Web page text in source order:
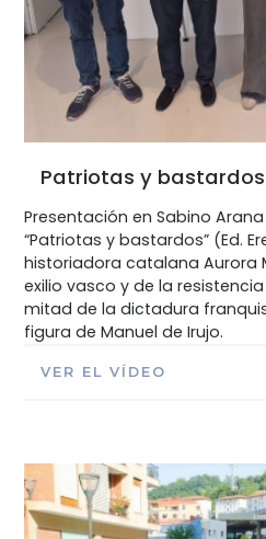
Patriotas y bastardos
Presentación en Sabino
“Patriotas y bastardos” (Ed.
historiadora catalana Aurora
exilio vasco y de la
mitad de la dictadura
figura de Manuel de Irujo.
VER EL VÍDEO